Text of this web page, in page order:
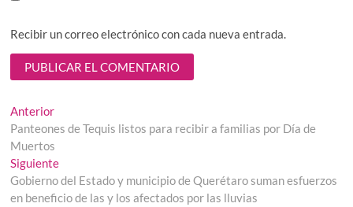
Recibir un correo electrónico con cada nueva entrada.
Navegación
de
entradas
AnteriorEntrada
anterior:
Panteones de Tequis listos para recibir a familias por Día de
Muertos
SiguienteEntrada
siguiente:
Gobierno del Estado y municipio de Querétaro suman esfuerzos
en beneficio de las y los afectados por las lluvias